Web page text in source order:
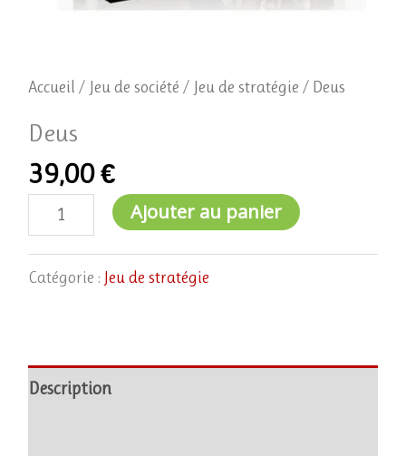
Accueil / Jeu de société / Jeu de stratégie / Deus
Deus
39,00€
Ajouter au panier
Catégorie : Jeu de stratégie
Description